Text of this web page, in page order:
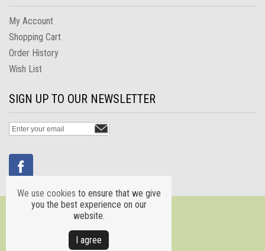
My Account
Shopping Cart
Order History
Wish List
SIGN UP TO OUR NEWSLETTER
We use cookies to ensure that we give
you the best experience on our
website.
Ι agree